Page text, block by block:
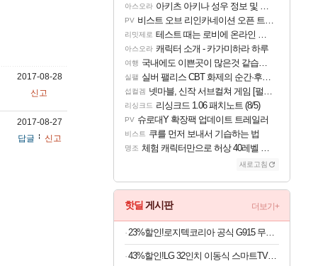
2017-08-28
신고
2017-08-27
답글
신고
아스오라 아키츠 아키나 성우 정보 및 주요 필모
PV 비스트 오브 리인카네이션 오픈 트레일러
리밋제로 테스트 때는 로비에 온라인 기능이 있는데
아스오라 캐릭터 소개 - 카가미하라 하루
여행 국내에도 이쁜곳이 많은것 같습니다
실팰 실버 팰리스 CBT 화제의 순간·후기 모음
섭컬겜 넷마블, 신작 서브컬쳐 게임 [펄 인 블루] 티저 사이트 오픈
리싱크드 리싱크드 1.06 패치노트 (8/5)
PV 슈로대Y 확장팩 업데이트 트레일러
비스트 쿠를 먼저 보내서 기습하는 법
명조 체험 캐릭터만으로 허상 40레벨 하이와티아 5분 컷!｜에이메스·린네·모니에 명함
새로고침
핫딜 게시판 더보기+
23%할인!로지텍코리아 공식 G915 무선 게이밍 키보드 화이트, 갈축
43%할인!LG 32인치 이동식 스마트TV모니터 스탠드 세트 삼탠바이미 스탠바이미